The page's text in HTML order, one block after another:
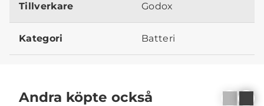
Tillverkare Godox
Kategori Batteri
Andra köpte också